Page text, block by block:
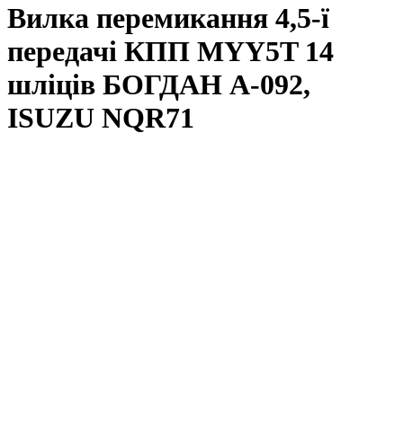
Вилка перемикання 4,5-ї
передачі КПП MYY5T 14
шліців БОГДАН А-092,
ISUZU NQR71